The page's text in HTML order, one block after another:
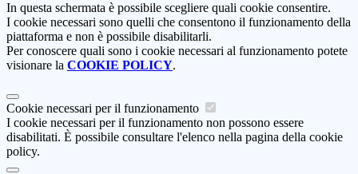
In questa schermata è possibile scegliere quali cookie consentire.
I cookie necessari sono quelli che consentono il funzionamento della
piattaforma e non è possibile disabilitarli.
Per conoscere quali sono i cookie necessari al funzionamento potete
visionare la COOKIE POLICY.
Cookie necessari per il funzionamento
I cookie necessari per il funzionamento non possono essere
disabilitati. È possibile consultare l'elenco nella pagina della cookie
policy.